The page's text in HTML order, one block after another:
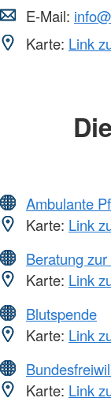
E-Mail:
Karte: Link
Ambulante
Karte: Link
Beratung
Karte: Link
Blutspende
Karte: Link
Karte: Link